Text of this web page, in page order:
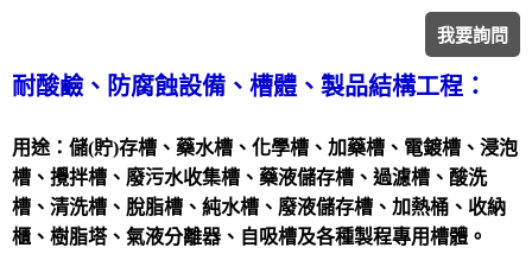
我要詢問
耐酸鹼、防腐蝕設備、槽體、製品結構工程：
用途：儲(貯)存槽、藥水槽、化學槽、加藥槽、電鍍槽、浸泡
槽、攪拌槽、廢污水收集槽、藥液儲存槽、過濾槽、酸洗
槽、清洗槽、脫脂槽、純水槽、廢液儲存槽、加熱桶、收納
櫃、樹脂塔、氣液分離器、自吸槽及各種製程專用槽體。